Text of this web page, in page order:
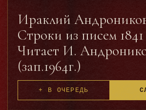
Ираклий
Строки из писем 1841
Читает И.
(зап.1964г.)
+ В ОЧЕРЕДЬ